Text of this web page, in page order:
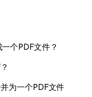
个PDF文件？
为一个PDF文件